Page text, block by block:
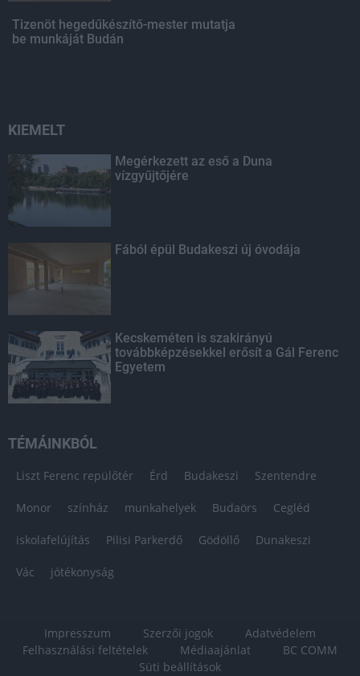
Tizenöt hegedűkészítő-mester mutatja
be munkáját Budán
KIEMELT
Megérkezett az eső a Duna
vízgyűjtőjére
Fából épül Budakeszi új óvodája
Kecskeméten is szakirányú
továbbképzésekkel erősít a Gál Ferenc
Egyetem
TÉMÁINKBÓL
Liszt Ferenc repülőtér Érd Budakeszi Szentendre
Monor színház munkahelyek Budaörs Cegléd
iskolafelújítás Pilisi Parkerdő Gödöllő Dunakeszi
Vác jótékonyság
Impresszum Szerzői jogok
Adatvédelem
Felhasználási feltételek
Médiaajánlat
BC COMM
Süti beállítások